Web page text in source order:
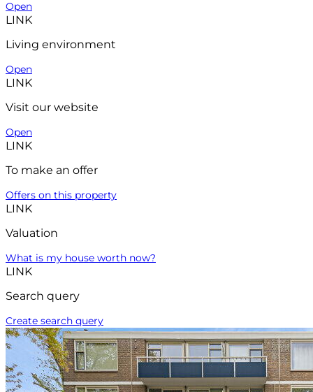
Open
LINK
Living environment
Open
LINK
Visit our website
Open
LINK
To make an offer
Offers on this property
LINK
Valuation
What is my house worth now?
LINK
Search query
Create search query